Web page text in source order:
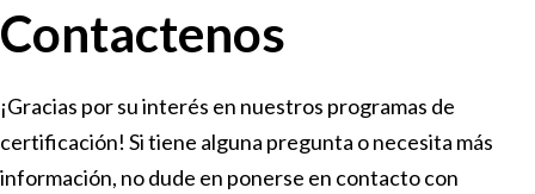
Contactenos
¡Gracias por su interés en nuestros programas de
certificación! Si tiene alguna pregunta o necesita más
información, no dude en ponerse en contacto con